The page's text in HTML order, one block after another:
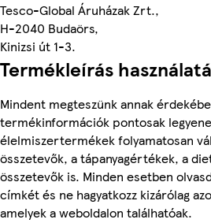
Tesco-Global Áruházak Zrt.,
H-2040 Budaörs,
Kinizsi út 1-3.
Termékleírás
Mindent megteszünk annak
termékinformációk pontosak
élelmiszertermékek folyamatosan
összetevők, a tápanyagértékek, a
összetevők is. Minden esetben
címkét és ne hagyatkozz kizárólag
amelyek a weboldalon találhatóak.